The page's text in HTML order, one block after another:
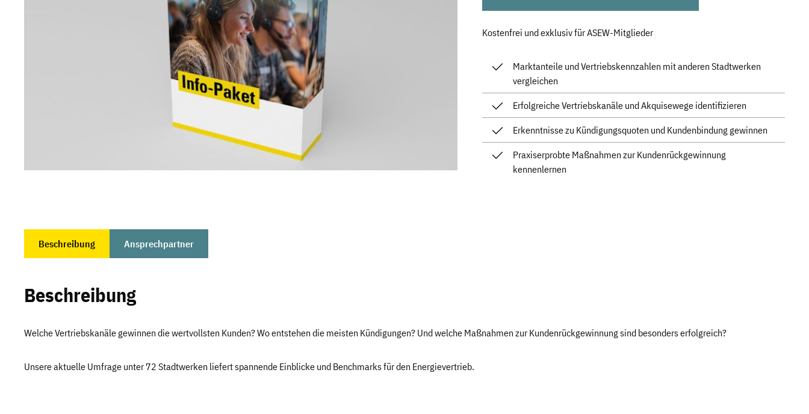
Kostenfrei und exklusiv für ASEW-Mitglieder
Marktanteile und Vertriebskennzahlen mit anderen Stadtwerken
vergleichen
Erfolgreiche Vertriebskanäle und Akquisewege identifizieren
Erkenntnisse zu Kündigungsquoten und Kundenbindung gewinnen
Praxiserprobte Maßnahmen zur Kundenrückgewinnung
kennenlernen
Beschreibung Ansprechpartner
Beschreibung
Welche Vertriebskanäle gewinnen die wertvollsten Kunden? Wo entstehen die meisten Kündigungen? Und welche Maßnahmen zur Kundenrückgewinnung sind besonders erfolgreich?
Unsere aktuelle Umfrage unter 72 Stadtwerken liefert spannende Einblicke und Benchmarks für den Energievertrieb.